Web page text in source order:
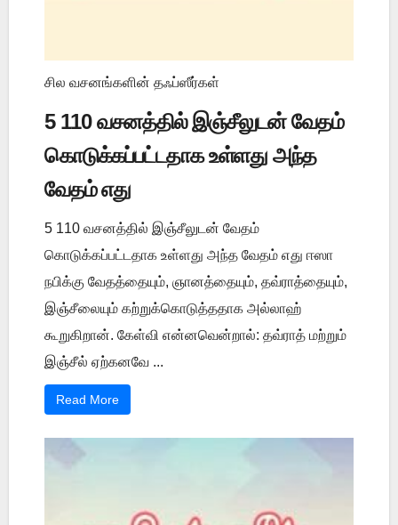
சில வசனங்களின் தஃப்ஸீர்கள்
5 110 வசனத்தில் இஞ்சீலுடன் வேதம்
கொடுக்கப்பட்டதாக உள்ளது அந்த
வேதம் எது
5 110 வசனத்தில் இஞ்சீலுடன் வேதம்
கொடுக்கப்பட்டதாக உள்ளது அந்த வேதம் எது ஈஸா
நபிக்கு வேதத்தையும், ஞானத்தையும், தவ்ராத்தையும்,
இஞ்சீலையும் கற்றுக்கொடுத்ததாக அல்லாஹ்
கூறுகிறான். கேள்வி என்னவென்றால்: தவ்ராத் மற்றும்
இஞ்சீல் ஏற்கனவே ...
Read More